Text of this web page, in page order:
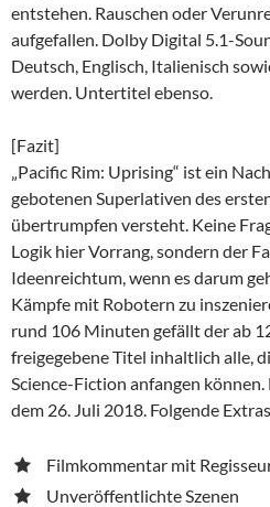
entstehen. Rauschen oder
aufgefallen. Dolby Digital 5.1-
Deutsch, Englisch, Italienisch
werden. Untertitel ebenso.
[Fazit]
„Pacific Rim: Uprising“ ist ein
gebotenen Superlativen des
übertrumpfen versteht. Keine
Logik hier Vorrang, sondern der
Ideenreichtum, wenn es darum
Kämpfe mit Robotern zu
rund 106 Minuten gefällt der ab
freigegebene Titel inhaltlich alle,
Science-Fiction anfangen
dem 26. Juli 2018. Folgende
Filmkommentar mit
Unveröffentlichte Szenen